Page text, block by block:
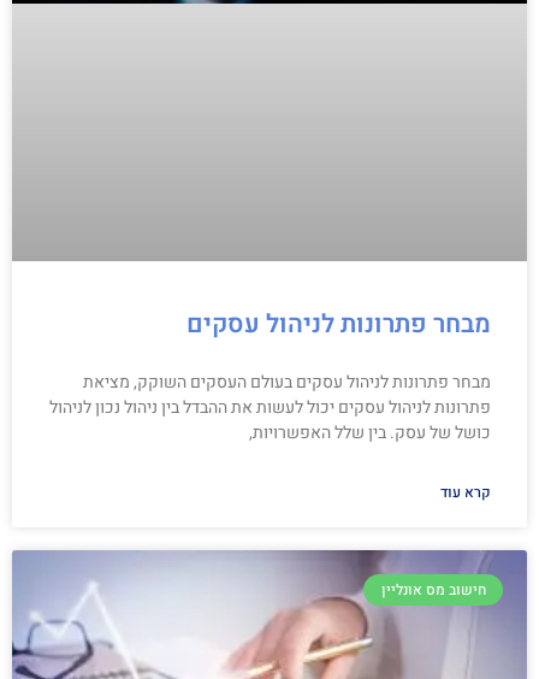
מבחר פתרונות לניהול עסקים
מבחר פתרונות לניהול עסקים בעולם העסקים השוקק, מציאת
פתרונות לניהול עסקים יכול לעשות את ההבדל בין ניהול נכון לניהול
כושל של עסק. בין שלל האפשרויות,
קרא עוד
חישוב מס אונליין